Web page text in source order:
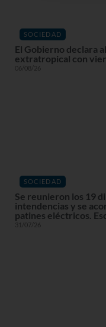
SOCIEDAD
El Gobierno declara
extratropical con
06/08/26
SOCIEDAD
Se reunieron los 19
intendencias y se
patines eléctricos.
31/07/26